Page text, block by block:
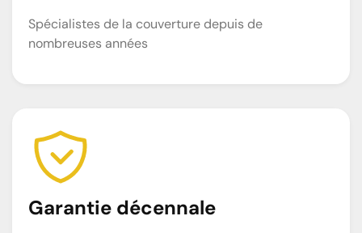
Spécialistes de la couverture depuis de
nombreuses années
Garantie décennale